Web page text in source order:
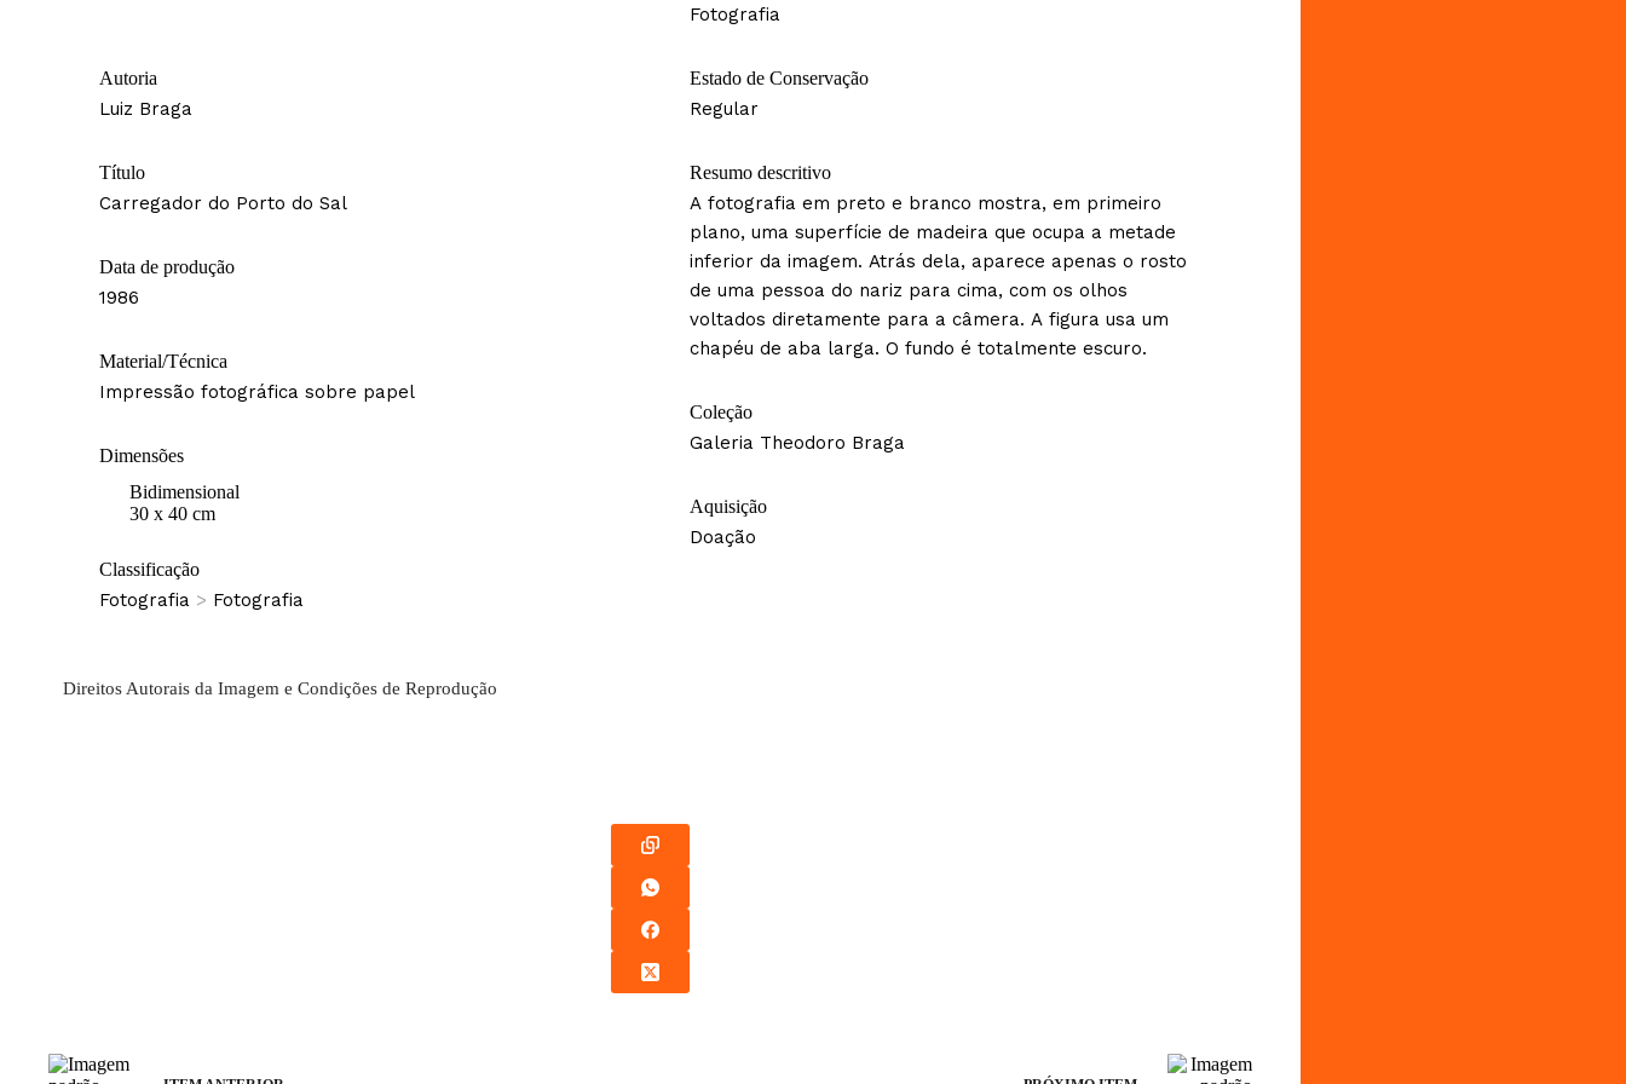
Autoria
Luiz Braga
Título
Carregador do Porto do Sal
Data de produção
1986
Material/Técnica
Impressão fotográfica sobre papel
Dimensões
Bidimensional
30 x 40 cm
Classificação
Fotografia > Fotografia
Fotografia
Estado de Conservação
Regular
Resumo descritivo
A fotografia em preto e branco mostra, em primeiro
plano, uma superfície de madeira que ocupa a metade
inferior da imagem. Atrás dela, aparece apenas o rosto
de uma pessoa do nariz para cima, com os olhos
voltados diretamente para a câmera. A figura usa um
chapéu de aba larga. O fundo é totalmente escuro.
Coleção
Galeria Theodoro Braga
Aquisição
Doação
Direitos Autorais da Imagem e Condições de Reprodução